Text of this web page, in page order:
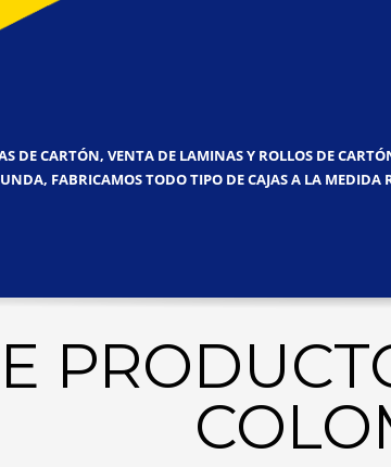
DE CARTÓN, VENTA DE LAMINAS Y ROLLOS DE
FABRICAMOS TODO TIPO DE CAJAS A LA